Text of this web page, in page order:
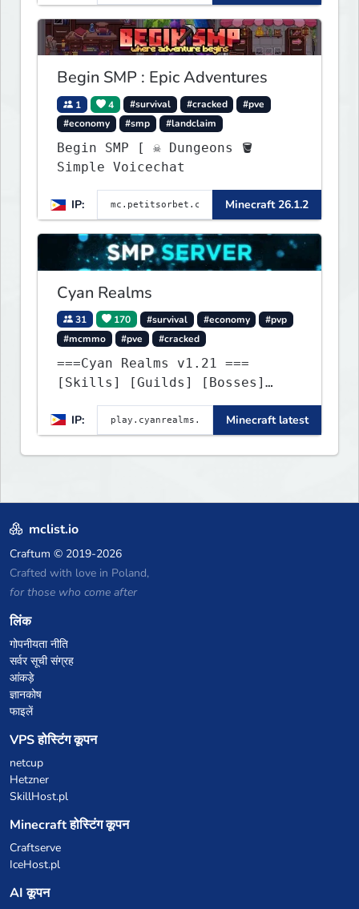
Begin SMP : Epic Adventures
1 4 #survival #cracked
#pve
#economy
#smp #landclaim
Begin SMP [ ☠ Dungeons 🪣
Simple Voicechat
IP: Minecraft 26.1.2
Cyan Realms
31 170 #survival #economy
#pvp
#mcmmo
#pve #cracked
===Cyan Realms v1.21 ===
[Skills] [Guilds] [Bosses]
[Unique] [No Griefing]
IP:
Minecraft latest
mclist.io
Craftum © 2019-2026
Crafted with love in Poland,
for those who come after
लिंक
गोपनीयता नीति
सर्वर सूची संग्रह
आंकड़े
ज्ञानकोष
फाइलें
VPS होस्टिंग कूपन
netcup
Hetzner
SkillHost.pl
Minecraft होस्टिंग कूपन
Craftserve
IceHost.pl
AI कूपन